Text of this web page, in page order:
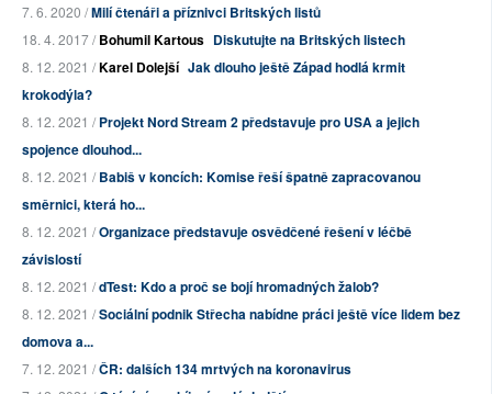
7. 6. 2020 /Milí čtenáři a příznivci Britských listů
18. 4. 2017 /Bohumil Kartous Diskutujte na Britských listech
8. 12. 2021 /Karel Dolejší Jak dlouho ještě Západ hodlá krmit
krokodýla?
8. 12. 2021 /Projekt Nord Stream 2 představuje pro USA a jejich
spojence dlouhod...
8. 12. 2021 /Babiš v koncích: Komise řeší špatně zapracovanou
směrnici, která ho...
8. 12. 2021 /Organizace představuje osvědčené řešení v léčbě
závislostí
8. 12. 2021 /dTest: Kdo a proč se bojí hromadných žalob?
8. 12. 2021 /Sociální podnik Střecha nabídne práci ještě více lidem bez
domova a...
7. 12. 2021 /ČR: dalších 134 mrtvých na koronavirus